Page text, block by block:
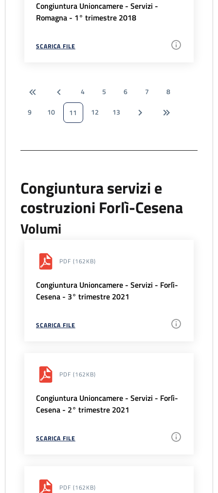
Congiuntura Unioncamere - Servizi -
Romagna - 1° trimestre 2018
SCARICA FILE
4 5 6 7
8
9
10 11 12 13
Congiuntura servizi e
costruzioni Forlì-Cesena
Volumi
PDF (162KB)
Congiuntura Unioncamere - Servizi - Forlì-
Cesena - 3° trimestre 2021
SCARICA FILE
PDF (162KB)
Congiuntura Unioncamere - Servizi - Forlì-
Cesena - 2° trimestre 2021
SCARICA FILE
PDF (162KB)